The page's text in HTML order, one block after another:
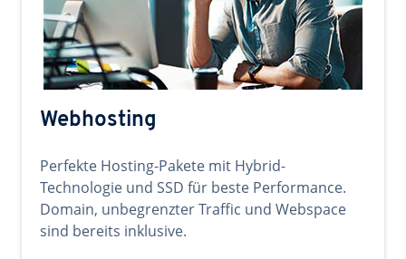
Webhosting
Perfekte Hosting-Pakete mit Hybrid-
Technologie und SSD für beste Performance.
Domain, unbegrenzter Traffic und Webspace
sind bereits inklusive.